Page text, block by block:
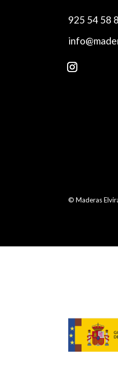
925 54 58
© Maderas